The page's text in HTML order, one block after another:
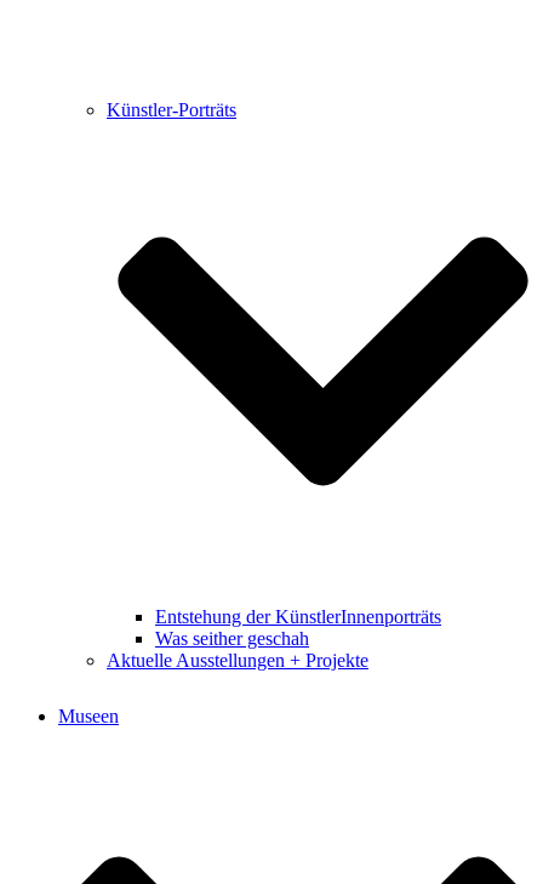
Künstler-Porträts
Entstehung der KünstlerInnenporträts
Was seither geschah
Aktuelle Ausstellungen + Projekte
Museen